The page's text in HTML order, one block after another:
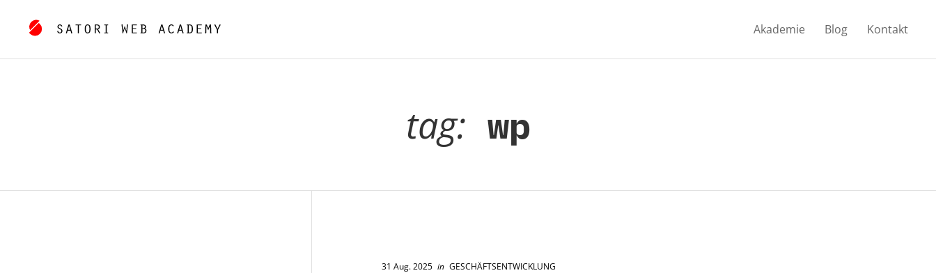
Akademie Blog Kontakt
tag: wp
31 Aug. 2025 in GESCHÄFTSENTWICKLUNG